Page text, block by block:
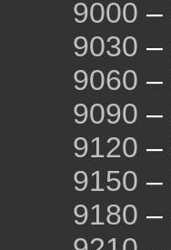
9000 –
9030 –
9060 –
9090 –
9120 –
9150 –
9180 –